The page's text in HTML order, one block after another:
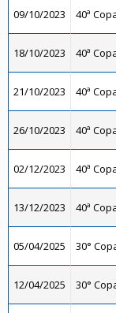
09/10/2023 40ª
18/10/2023 40ª
21/10/2023 40ª
26/10/2023 40ª
02/12/2023 40ª
13/12/2023 40ª
05/04/2025 30°
12/04/2025 30°